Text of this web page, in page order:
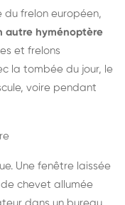
frelon européen,
autre hyménoptère
et frelons
la tombée du jour, le
voire pendant
Une fenêtre laissée
chevet allumée